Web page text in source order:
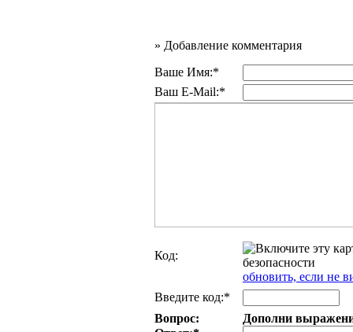
» Добавление комментария
Ваше Имя:*
Ваш E-Mail:*
Код:
обновить, если не
Введите код:*
Вопрос:
Дополни